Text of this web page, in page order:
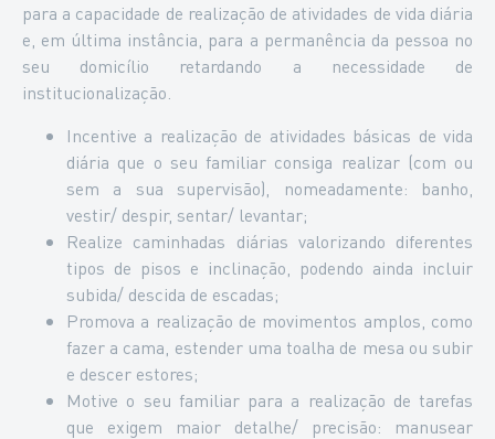
para a capacidade de realização de atividades de vida diária
e, em última instância, para a permanência da pessoa no
seu domicílio retardando a necessidade de
institucionalização.
Incentive a realização de atividades básicas de vida
diária que o seu familiar consiga realizar (com ou
sem a sua supervisão), nomeadamente: banho,
vestir/ despir, sentar/ levantar;
Realize caminhadas diárias valorizando diferentes
tipos de pisos e inclinação, podendo ainda incluir
subida/ descida de escadas;
Promova a realização de movimentos amplos, como
fazer a cama, estender uma toalha de mesa ou subir
e descer estores;
Motive o seu familiar para a realização de tarefas
que exigem maior detalhe/ precisão: manusear